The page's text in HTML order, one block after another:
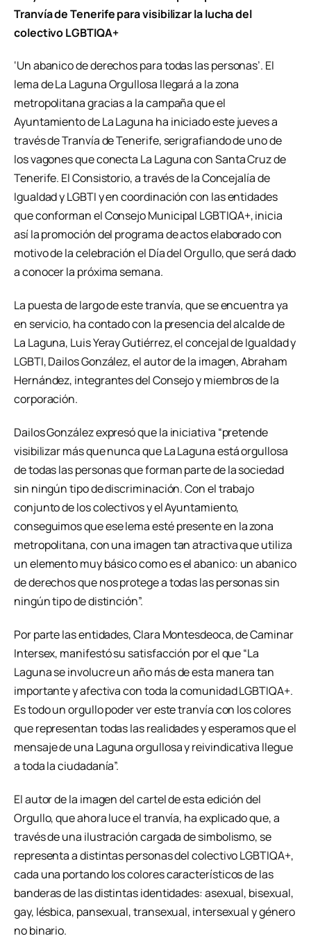
Tranvía de Tenerife para visibilizar la lucha del
colectivo LGBTIQA+
‘Un abanico de derechos para todas las personas’. El
lema de La Laguna Orgullosa llegará a la zona
metropolitana gracias a la campaña que el
Ayuntamiento de La Laguna ha iniciado este jueves a
través de Tranvía de Tenerife, serigrafiando de uno de
los vagones que conecta La Laguna con Santa Cruz de
Tenerife. El Consistorio, a través de la Concejalía de
Igualdad y LGBTI y en coordinación con las entidades
que conforman el Consejo Municipal LGBTIQA+, inicia
así la promoción del programa de actos elaborado con
motivo de la celebración el Día del Orgullo, que será dado
a conocer la próxima semana.
La puesta de largo de este tranvía, que se encuentra ya
en servicio, ha contado con la presencia del alcalde de
La Laguna, Luis Yeray Gutiérrez, el concejal de Igualdad y
LGBTI, Dailos González, el autor de la imagen, Abraham
Hernández, integrantes del Consejo y miembros de la
corporación.
Dailos González expresó que la iniciativa “pretende
visibilizar más que nunca que La Laguna está orgullosa
de todas las personas que forman parte de la sociedad
sin ningún tipo de discriminación. Con el trabajo
conjunto de los colectivos y el Ayuntamiento,
conseguimos que ese lema esté presente en la zona
metropolitana, con una imagen tan atractiva que utiliza
un elemento muy básico como es el abanico: un abanico
de derechos que nos protege a todas las personas sin
ningún tipo de distinción”.
Por parte las entidades, Clara Montesdeoca, de Caminar
Intersex, manifestó su satisfacción por el que “La
Laguna se involucre un año más de esta manera tan
importante y afectiva con toda la comunidad LGBTIQA+.
Es todo un orgullo poder ver este tranvía con los colores
que representan todas las realidades y esperamos que el
mensaje de una Laguna orgullosa y reivindicativa llegue
a toda la ciudadanía”.
El autor de la imagen del cartel de esta edición del
Orgullo, que ahora luce el tranvía, ha explicado que, a
través de una ilustración cargada de simbolismo, se
representa a distintas personas del colectivo LGBTIQA+,
cada una portando los colores característicos de las
banderas de las distintas identidades: asexual, bisexual,
gay, lésbica, pansexual, transexual, intersexual y género
no binario.